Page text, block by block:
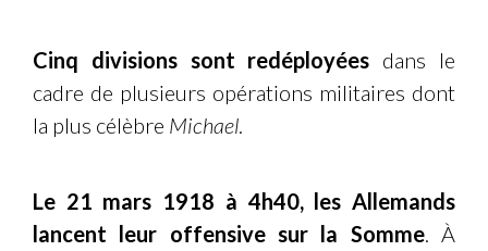
Cinq divisions sont redéployées dans le
cadre de plusieurs opérations militaires dont
la plus célèbre Michael
Le 21 mars 1918 à 4h40, les Allemands
lancent leur offensive sur la Somme. À